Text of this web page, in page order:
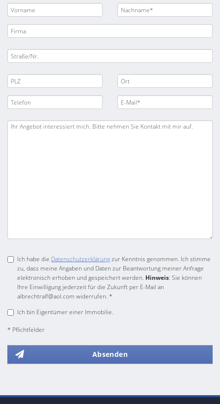
Ich habe die Datenschutzerklärungzur Kenntnis genommen. Ich stimme
zu, dass meine Angaben und Daten zur Beantwortung meiner Anfrage
elektronisch erhoben und gespeichert werden. Hinweis: Sie können
Ihre Einwilligung jederzeit für die Zukunft per E-Mail an
albrechtralf@aol.com widerrufen. *
Ich bin Eigentümer einer Immobilie.
* Pflichtfelder
Absenden